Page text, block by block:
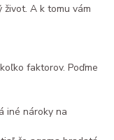
A k tomu vám
faktorov. Poďme
iné nároky na